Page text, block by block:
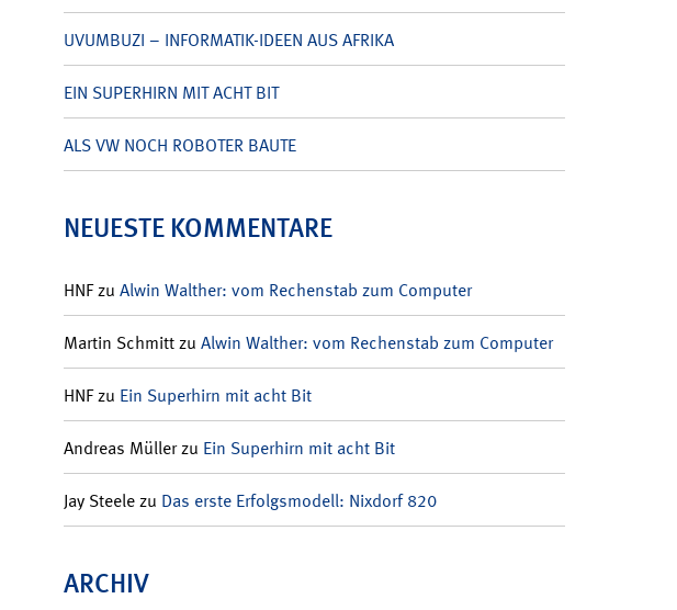
UVUMBUZI – INFORMATIK-IDEEN AUS AFRIKA
EIN SUPERHIRN MIT ACHT BIT
ALS VW NOCH ROBOTER BAUTE
NEUESTE KOMMENTARE
HNFzu Alwin Walther: vom Rechenstab zum Computer
Martin Schmittzu Alwin Walther: vom Rechenstab zum Computer
HNFzu Ein Superhirn mit acht Bit
Andreas Müllerzu Ein Superhirn mit acht Bit
Jay Steelezu Das erste Erfolgsmodell: Nixdorf 820
ARCHIV